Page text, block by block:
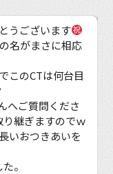
うございます
名がまさに相応
このCTは何台目
へご質問くださ
継ぎますのでｗ
いおつきあいを
。